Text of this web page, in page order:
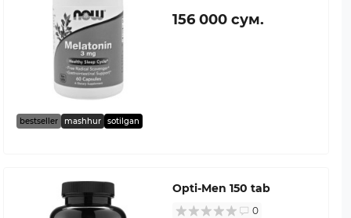
bestseller mashhur sotilgan
156 000 сум.
Opti-Men 150 tab
0